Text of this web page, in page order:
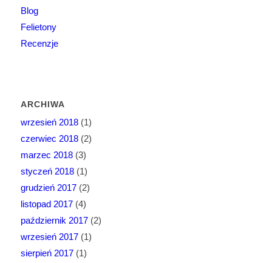
Blog
Felietony
Recenzje
ARCHIWA
wrzesień 2018(1)
czerwiec 2018(2)
marzec 2018(3)
styczeń 2018(1)
grudzień 2017(2)
listopad 2017(4)
październik 2017(2)
wrzesień 2017(1)
sierpień 2017(1)